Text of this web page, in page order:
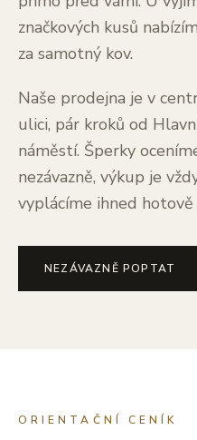
značkových kusů
za samotný kov.
Naše prodejna je v
ulici, pár kroků od
náměstí. Šperky
nezávazně, výkup je
vyplácíme ihned
NEZÁVAZNĚ POPTAT
ORIENTAČNÍ CENÍK